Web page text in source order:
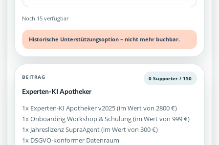
Noch 15 verfügbar
Historische Unterstützungsoption – nicht mehr buchbar.
BEITRAG
Experten-KI Apotheker
0 Supporter / 150
1x Experten-KI Apotheker v2025 (im Wert von 2800 €)
1x Onboarding Workshop & Schulung (im Wert von 999 €)
1x Jahreslizenz SupraAgent (im Wert von 300 €)
1x DSGVO-konformer Datenraum